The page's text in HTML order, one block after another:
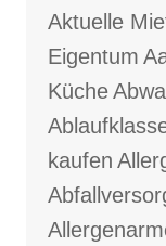
Aktuelle
Eigentum
Küche
kaufen